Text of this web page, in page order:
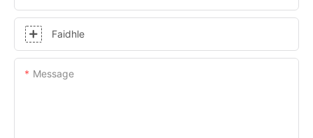
Faidhle
Message